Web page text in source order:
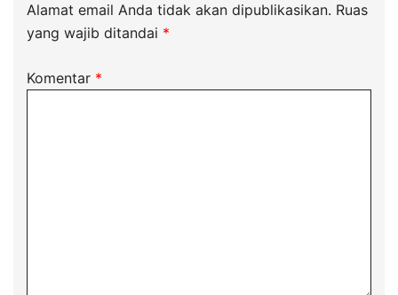
Alamat email Anda tidak akan dipublikasikan. Ruas
yang wajib ditandai *
Komentar *